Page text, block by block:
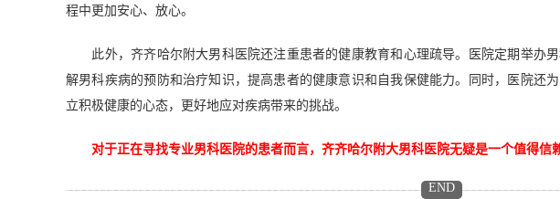
程中更加安心、放心。
此外，齐齐哈尔附大男科医院还注重患者的健康教育和心理疏导。医院定期举办
解男科疾病的预防和治疗知识，提高患者的健康意识和自我保健能力。同时，医院还
立积极健康的心态，更好地应对疾病带来的挑战。
对于正在寻找专业男科医院的患者而言，齐齐哈尔附大男科医院无疑是一个值得信
END